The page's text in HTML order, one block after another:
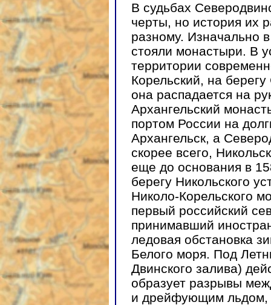
В судьбах
черты, но история их
разному. Изначально
стояли монастыри. В
территории
Корельский, на
она распадается на
Архангельский
портом России на
Архангельск, а
скорее всего,
еще до основания в
берегу Никольского
Николо-Корельского
первый российский
принимавший
ледовая обстановка
Белого моря. Под
Двинского залива)
образует разрывы
и дрейфующим льдом,